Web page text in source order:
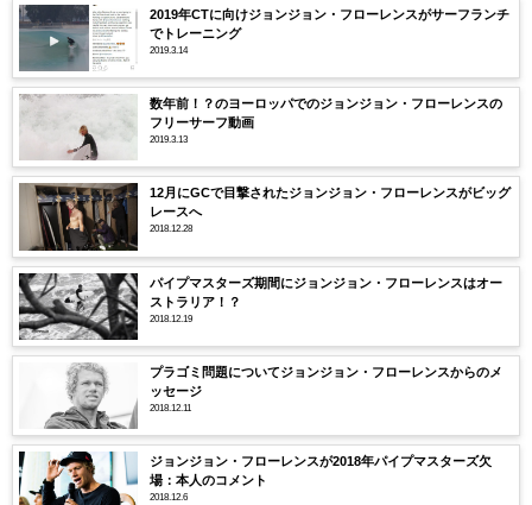
2019年CTに向けジョンジョン・フローレンスがサーフランチ
でトレーニング
2019.3.14
数年前！？のヨーロッパでのジョンジョン・フローレンスの
フリーサーフ動画
2019.3.13
12月にGCで目撃されたジョンジョン・フローレンスがビッグ
レースへ
2018.12.28
パイプマスターズ期間にジョンジョン・フローレンスはオー
ストラリア！？
2018.12.19
プラゴミ問題についてジョンジョン・フローレンスからのメ
ッセージ
2018.12.11
ジョンジョン・フローレンスが2018年パイプマスターズ欠
場：本人のコメント
2018.12.6